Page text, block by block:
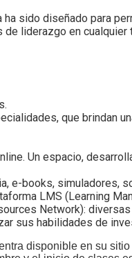
ha sido diseñado para
liderazgo en
que brindan
Un espacio,
e-books, simuladores,
LMS (Learning
Network):
sus habilidades de
disponible en su